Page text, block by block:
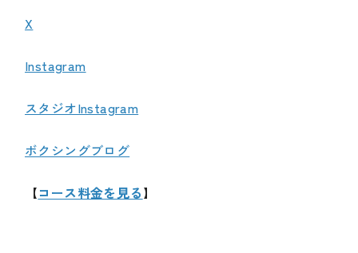
X
Instagram
スタジオInstagram
ボクシングブログ
【コース料金を見る】